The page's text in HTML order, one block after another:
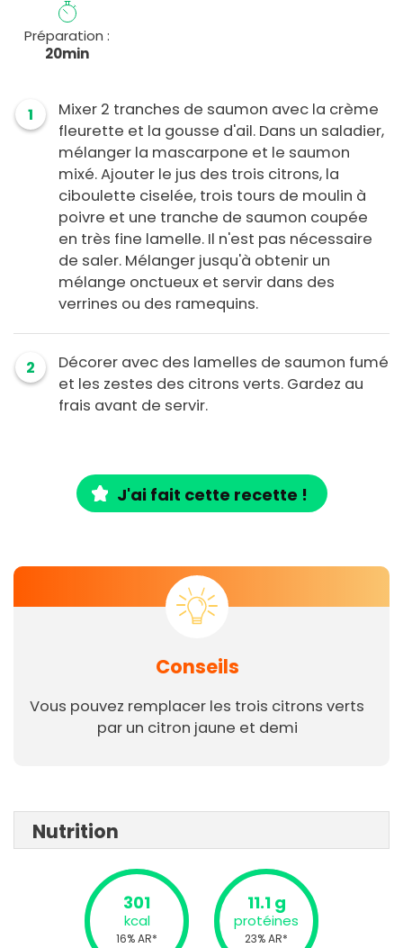
Préparation :
20min
1
Mixer 2 tranches de saumon avec la crème
fleurette et la gousse d'ail. Dans un saladier,
mélanger la mascarpone et le saumon
mixé. Ajouter le jus des trois citrons, la
ciboulette ciselée, trois tours de moulin à
poivre et une tranche de saumon coupée
en très fine lamelle. Il n'est pas nécessaire
de saler. Mélanger jusqu'à obtenir un
mélange onctueux et servir dans des
verrines ou des ramequins.
2
Décorer avec des lamelles de saumon fumé
et les zestes des citrons verts. Gardez au
frais avant de servir.
J'ai fait cette recette !
Conseils
Vous pouvez remplacer les trois citrons verts
par un citron jaune et demi
Nutrition
301
kcal
16% AR*
11.1 g
protéines
23% AR*